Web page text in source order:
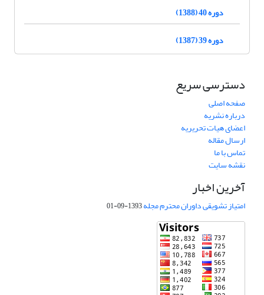
دوره 40 (1388)
دوره 39 (1387)
دسترسی سریع
صفحه اصلی
درباره نشریه
اعضای هیات تحریریه
ارسال مقاله
تماس با ما
نقشه سایت
آخرین اخبار
امتیاز تشویقی داوران محترم مجله1393-09-01